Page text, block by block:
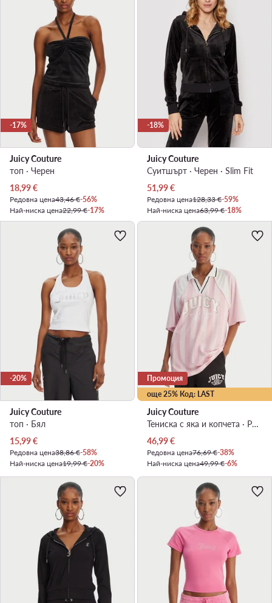
-17%
Juicy Couture
топ · Черен
Актуална цена
18,99€
Редовна цена43,46 €-56%
Най-ниска цена22,99 €-17%
-18%
Juicy Couture
Суитшърт · Черен · Slim Fit
Актуална цена
51,99€
Редовна цена128,33 €-59%
Най-ниска цена63,99 €-18%
-20%
Juicy Couture
топ · Бял
Актуална цена
15,99€
Редовна цена38,86 €-58%
Най-ниска цена19,99 €-20%
още 25% Код: LAST
Промоция
Juicy Couture
Тениска с яка и копчета · Розов
Актуална цена
46,99€
Редовна цена76,69 €-38%
Най-ниска цена49,99 €-6%